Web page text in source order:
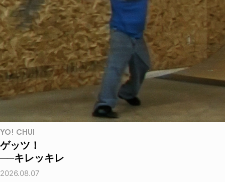
YO! CHUI
ゲッツ！
──キレッキレ
2026.08.07